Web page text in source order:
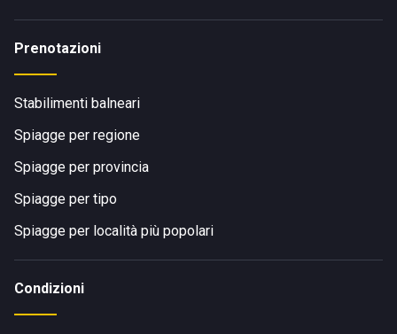
Prenotazioni
Stabilimenti balneari
Spiagge per regione
Spiagge per provincia
Spiagge per tipo
Spiagge per località più popolari
Condizioni